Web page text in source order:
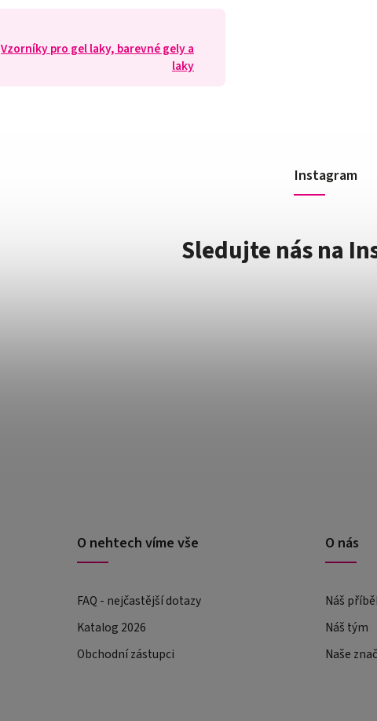
Vzorníky pro gel laky, barevné gely a
laky
Instagram
Sledujte nás na
O nehtech víme vše
FAQ - nejčastější dotazy
Katalog 2026
Obchodní zástupci
O nás
Náš
Náš tým
Naše